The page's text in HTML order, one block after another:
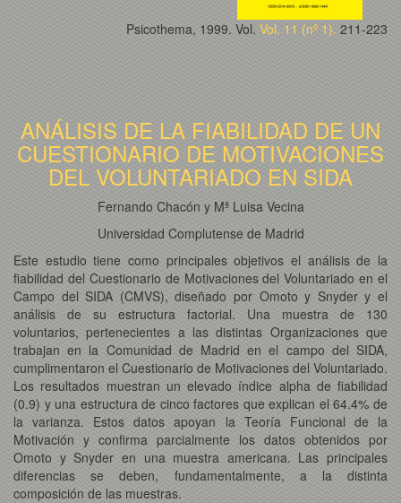
Psicothema, 1999. Vol. Vol. 11 (nº 1). 211-223
ANÁLISIS DE LA FIABILIDAD DE UN
CUESTIONARIO DE MOTIVACIONES
DEL VOLUNTARIADO EN SIDA
Fernando Chacón y Mª Luisa Vecina
Universidad Complutense de Madrid
Este estudio tiene como principales objetivos el análisis de la
fiabilidad del Cuestionario de Motivaciones del Voluntariado en el
Campo del SIDA (CMVS), diseñado por Omoto y Snyder y el
análisis de su estructura factorial. Una muestra de 130
voluntarios, pertenecientes a las distintas Organizaciones que
trabajan en la Comunidad de Madrid en el campo del SIDA,
cumplimentaron el Cuestionario de Motivaciones del Voluntariado.
Los resultados muestran un elevado índice alpha de fiabilidad
(0.9) y una estructura de cinco factores que explican el 64.4% de
la varianza. Estos datos apoyan la Teoría Funcional de la
Motivación y confirma parcialmente los datos obtenidos por
Omoto y Snyder en una muestra americana. Las principales
diferencias se deben, fundamentalmente, a la distinta
composición de las muestras.